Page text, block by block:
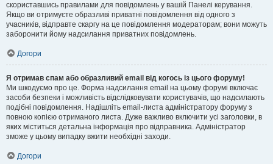
скориставшись правилами для повідомлень у вашій Панелі керування.
Якщо ви отримуєте образливі приватні повідомлення від одного з
учасників, відправте скаргу на це повідомлення модераторам; вони можуть
заборонити йому надсилання приватних повідомлень.
Догори
Я отримав спам або образливий email від когось із цього форуму!
Ми шкодуємо про це. Форма надсилання email на цьому форумі включає
засоби безпеки і можливість відслідковувати користувачів, що надсилають
подібні повідомлення. Надішліть email-листа адміністратору форуму з
повною копією отриманого листа. Дуже важливо включити усі заголовки, в
яких міститься детальна інформація про відправника. Адміністратор
зможе у цьому випадку вжити необхідні заходи.
Догори